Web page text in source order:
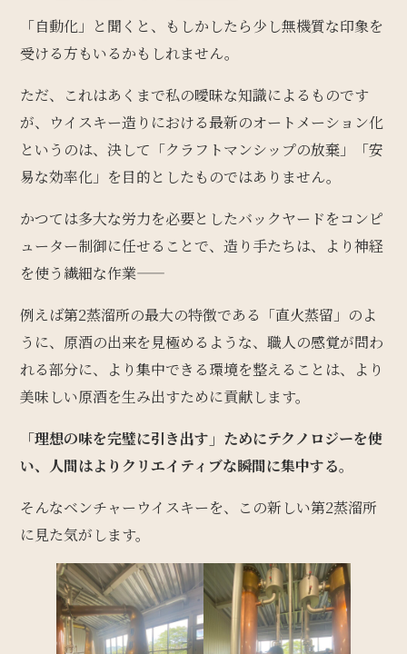
「自動化」と聞くと、もしかしたら少し無機質な印象を
受ける方もいるかもしれません。
ただ、これはあくまで私の曖昧な知識によるものです
が、ウイスキー造りにおける最新のオートメーション化
というのは、決して「クラフトマンシップの放棄」「安
易な効率化」を目的としたものではありません。
かつては多大な労力を必要としたバックヤードをコンピ
ューター制御に任せることで、造り手たちは、より神経
を使う繊細な作業――
例えば第2蒸溜所の最大の特徴である「直火蒸留」のよ
うに、原酒の出来を見極めるような、職人の感覚が問わ
れる部分に、より集中できる環境を整えることは、より
美味しい原酒を生み出すために貢献します。
「理想の味を完璧に引き出す」ためにテクノロジーを使
い、人間はよりクリエイティブな瞬間に集中する。
そんなベンチャーウイスキーを、この新しい第2蒸溜所
に見た気がします。